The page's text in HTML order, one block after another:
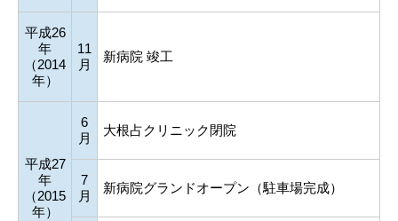
平成26
年
（2014
年）
11
月
新病院 竣工
平成27
年
（2015
年）
6
月
大根占クリニック閉院
7
月
新病院グランドオープン（駐車場完成）